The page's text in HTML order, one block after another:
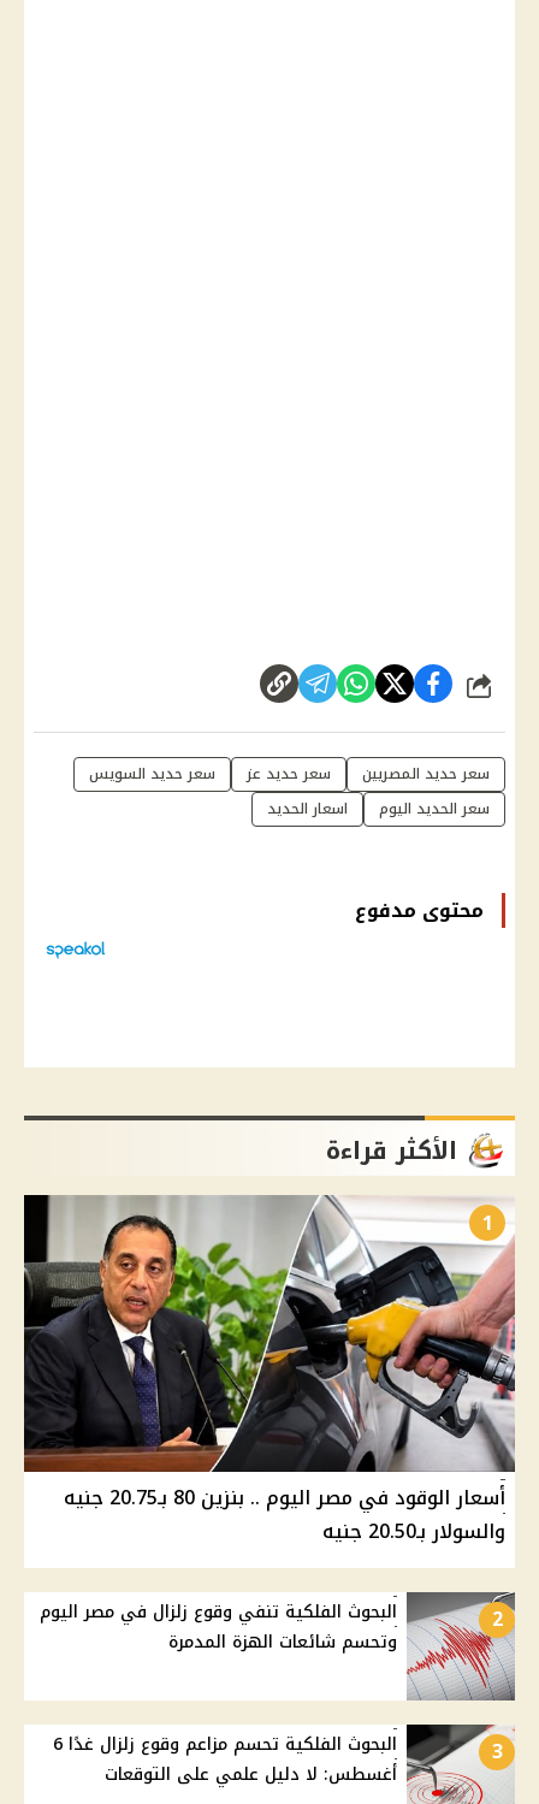
شارك
سعر حديد المصريين سعر حديد عز
سعر حديد السويس
سعر الحديد اليوم
اسعار الحديد
محتوى مدفوع
الأكثر قراءة
1
أسعار الوقود في مصر اليوم .. بنزين 80 بـ20.75 جنيه
والسولار بـ20.50 جنيه
2
البحوث الفلكية تنفي وقوع زلزال في مصر اليوم
وتحسم شائعات الهزة المدمرة
3
البحوث الفلكية تحسم مزاعم وقوع زلزال غدًا 6
أغسطس: لا دليل علمي على التوقعات